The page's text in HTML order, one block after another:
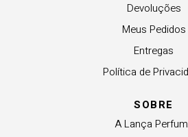
Devoluções
Meus Pedidos
Entregas
Política de
SOBRE
A Lança